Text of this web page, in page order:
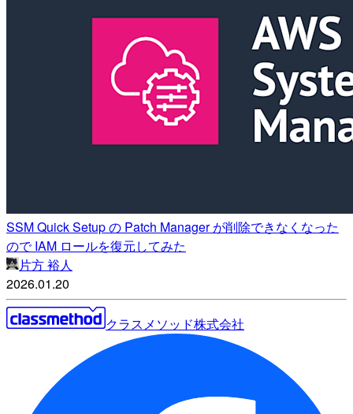
SSM Quick Setup の Patch Manager が削除できなくなった
ので IAM ロールを復元してみた
片方 裕人
2026.01.20
クラスメソッド株式会社